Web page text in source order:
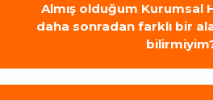
Almış olduğum Kurumsal
daha sonradan farklı bir